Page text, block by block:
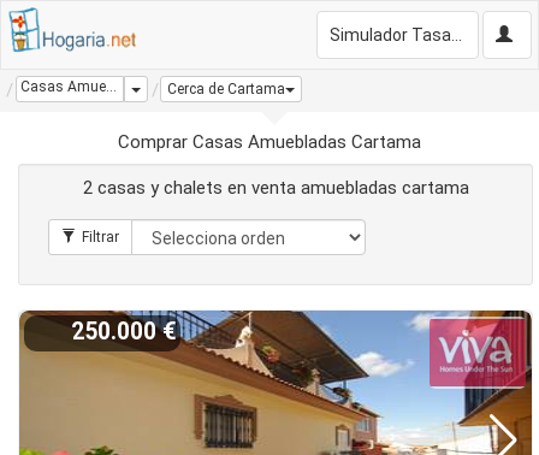
Casas Amuebladas Cartama Dropdown
Cerca de Cartama
Comprar Casas Amuebladas Cartama
2 casas y chalets en venta amuebladas cartama
250.000 €